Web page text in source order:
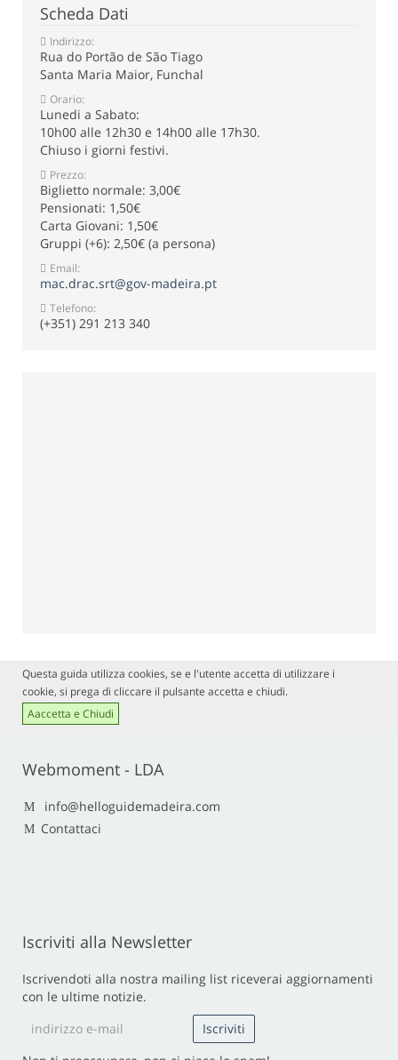
Scheda Dati
Indirizzo:
Rua do Portão de São Tiago
Santa Maria Maior, Funchal
Orario:
Lunedi a Sabato:
10h00 alle 12h30 e 14h00 alle 17h30.
Chiuso i giorni festivi.
Prezzo:
Biglietto normale: 3,00€
Pensionati: 1,50€
Carta Giovani: 1,50€
Gruppi (+6): 2,50€ (a persona)
Email:
mac.drac.srt@gov-madeira.pt
Telefono:
(+351) 291 213 340
Questa guida utilizza cookies, se e l'utente accetta di utilizzare i
cookie, si prega di cliccare il pulsante accetta e chiudi.
Aaccetta e Chiudi
Webmoment - LDA
info@helloguidemadeira.com
Contattaci
Iscriviti alla Newsletter
Iscrivendoti alla nostra mailing list riceverai aggiornamenti
con le ultime notizie.